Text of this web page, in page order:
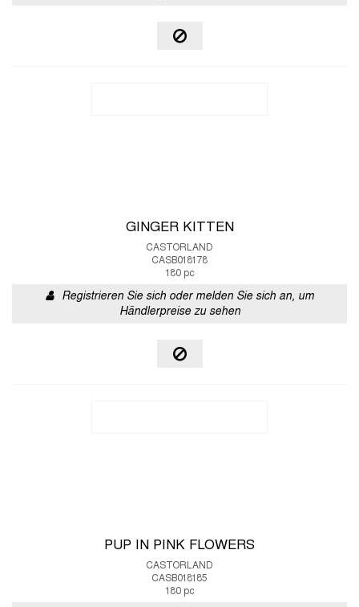
GINGER KITTEN
CASTORLAND
CASB018178
180 pc
Registrieren Sie sich oder melden Sie sich an, um
Händlerpreise zu sehen
PUP IN PINK FLOWERS
CASTORLAND
CASB018185
180 pc